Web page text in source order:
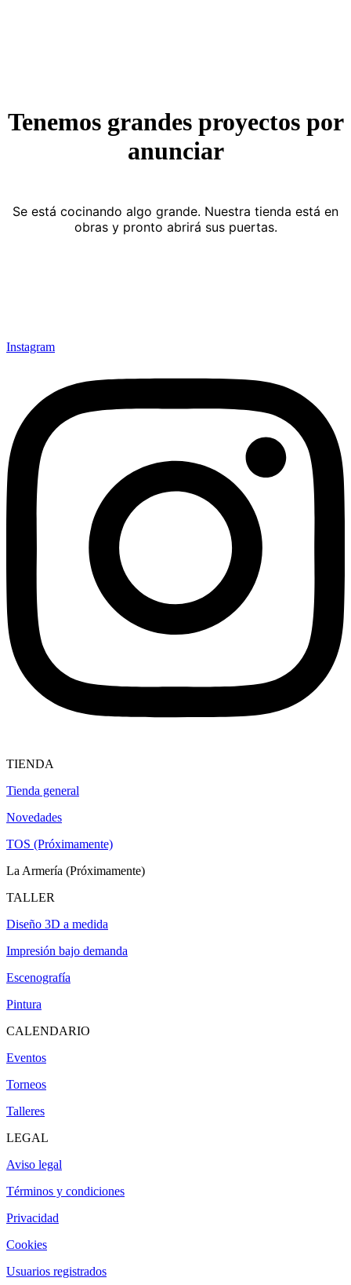
Tenemos grandes proyectos por
anunciar
Se está cocinando algo grande. Nuestra tienda está en
obras y pronto abrirá sus puertas.
Instagram
TIENDA
Tienda general
Novedades
TOS (Próximamente)
La Armería (Próximamente)
TALLER
Diseño 3D a medida
Impresión bajo demanda
Escenografía
Pintura
CALENDARIO
Eventos
Torneos
Talleres
LEGAL
Aviso legal
Términos y condiciones
Privacidad
Cookies
Usuarios registrados